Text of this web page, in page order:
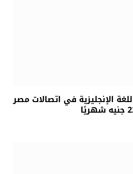
الإنجليزية في اتصالات مصر